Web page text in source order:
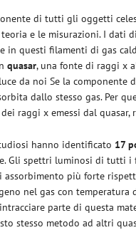
di tutti gli oggetti
e le misurazioni. I dati
in questi filamenti di gas
quasar, una fonte di raggi x
da noi Se la componente
dallo stesso gas. Per
raggi x emessi dal quasar,
hanno identificato 17
Gli spettri luminosi di tutti
assorbimento più forte
nel gas con
parte di questa
stesso metodo ad altri